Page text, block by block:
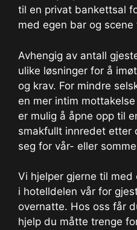
til en privat bankettsal
med egen bar og
Avhengig av antall
ulike løsninger for å
og krav. For mindre
en mer intim
er mulig å åpne opp til
smakfullt innredet etter
seg for vår- eller
Vi hjelper gjerne til
i hotelldelen vår for
overnatte. Hos oss får
hjelp du måtte trenge